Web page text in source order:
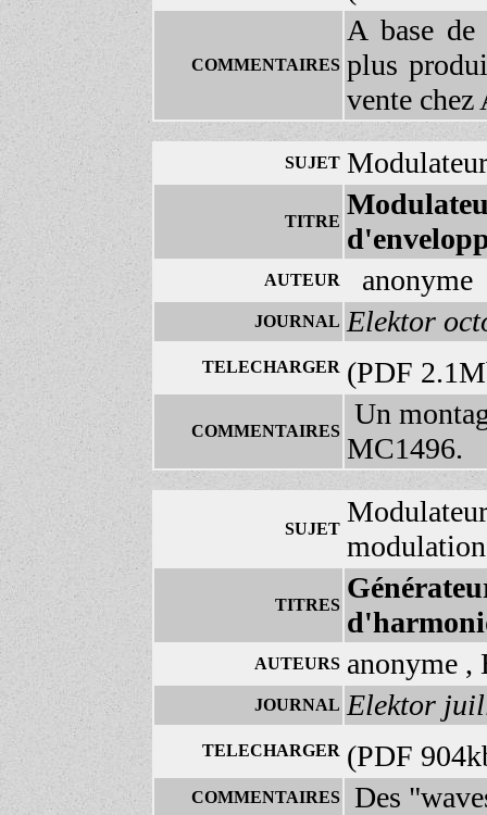
COMMENTAIRES
A base
plus
vente
SUJET
TITRE
AUTEUR anonyme
JOURNAL Elektor
TELECHARGER (PDF
COMMENTAIRES
Un
MC1496.
SUJET
TITRES
AUTEURS anonyme ,
JOURNAL Elektor
TELECHARGER (PDF
COMMENTAIRES Des